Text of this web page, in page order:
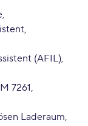
(AFIL)
7261
Laderaum